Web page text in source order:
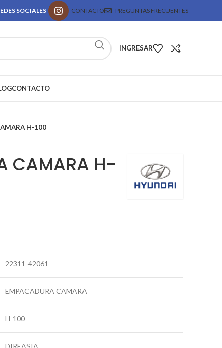
SOCIALES CONTACTO PREGUNTAS FRECUENTES
INGRESAR
CONTACTO
H-100
CAMARA H-
22311-42061
EMPACADURA CAMARA
H-100
DIREASIA